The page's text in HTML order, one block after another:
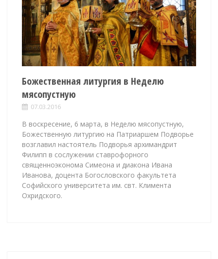
Божественная литургия в Неделю
мясопустную
07.03.2016
В воскресение, 6 марта, в Неделю мясопустную,
Божественную литургию на Патриаршем Подворье
возглавил настоятель Подворья архимандрит
Филипп в сослужении ставрофорного
священноэконома Симеона и диакона Ивана
Иванова, доцента Богословского факультета
Софийского университета им. свт. Климента
Охридского.